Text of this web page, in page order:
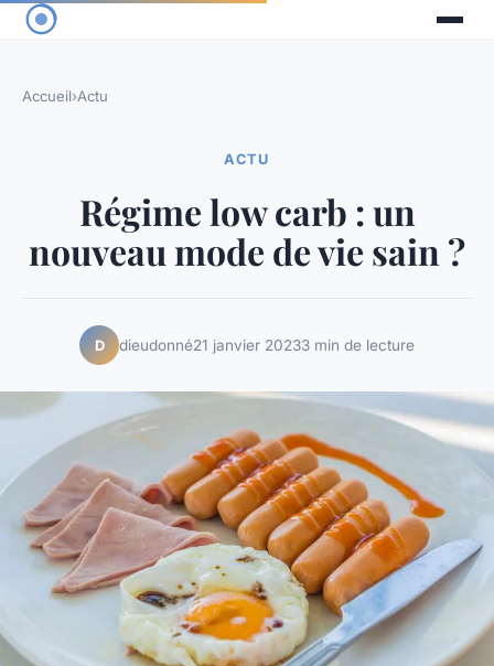
Accueil›Actu
ACTU
Régime low carb : un
nouveau mode de vie sain ?
D dieudonné21 janvier 20233 min de lecture